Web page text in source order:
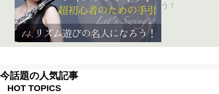
う！
今話題の人気記事
HOT TOPICS